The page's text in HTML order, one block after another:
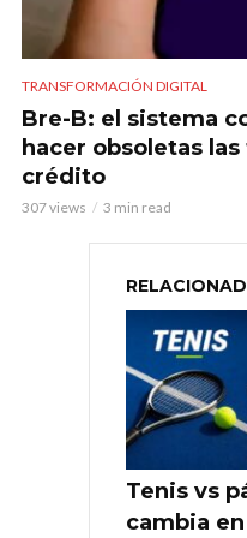
TRANSFORMACIÓN DIGITAL
Bre-B: el sistema
hacer obsoletas
crédito
307 views 3 min read
Tenis vs
cambia